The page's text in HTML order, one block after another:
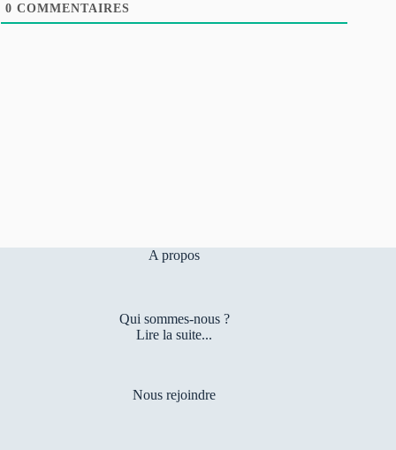
0 COMMENTAIRES
A propos
Qui sommes-nous ?
Lire la suite...
Nous rejoindre